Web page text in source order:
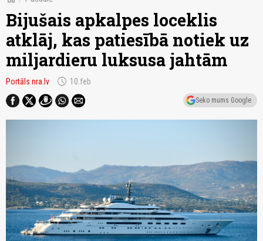
Bijušais apkalpes loceklis
atklāj, kas patiesībā notiek uz
miljardieru luksusa jahtām
Portāls nra.lv schedule 10.feb
Seko mums Google